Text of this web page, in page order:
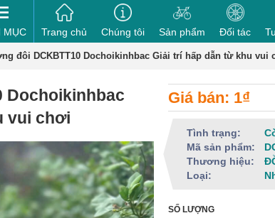
MỤC Trang chủ Chúng tôi Sản phẩm Đối tác
đôi DCKBTT10 Dochoikinhbac Giải trí hấp dẫn từ khu vui
Dochoikinhbac
vui chơi
Giá bán: 1₫
Tình trạng:
Mã sản phẩm:
Thương hiệu:
Loại:
SỐ LƯỢNG